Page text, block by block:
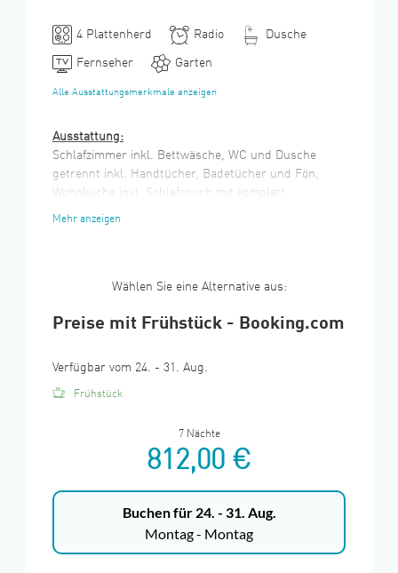
4 Plattenherd Radio Dusche
Fernseher Garten
Alle Ausstattungsmerkmale anzeigen
Ausstattung:
Schlafzimmer inkl. Bettwäsche, WC und Dusche
getrennt inkl. Handtücher, Badetücher und Fön,
Wohnküche inkl. Schlafcouch mit komplett
eingerichtetem Küchenblock inkl. Dolce-Gusto-
Mehr anzeigen
Wählen Sie eine Alternative aus:
Preise mit Frühstück - Booking.com
Verfügbar vom 24. - 31. Aug.
Frühstück
7 Nächte
812,00 €
Buchen für 24. - 31. Aug.
Montag - Montag